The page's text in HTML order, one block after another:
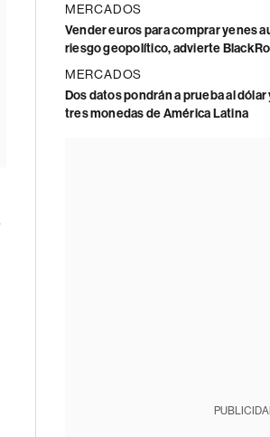
MERCADOS
Vender euros para comprar yenes
riesgo geopolítico, advierte
MERCADOS
Dos datos pondrán a prueba al dólar
tres monedas de América Latina